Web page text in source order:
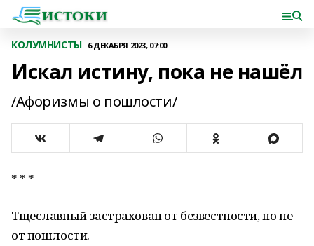
КОЛУМНИСТЫ 6 ДЕКАБРЯ 2023, 07:00
Искал истину, пока не нашёл
/Афоризмы о пошлости/
* * *
Тщеславный застрахован от безвестности, но не
от пошлости.